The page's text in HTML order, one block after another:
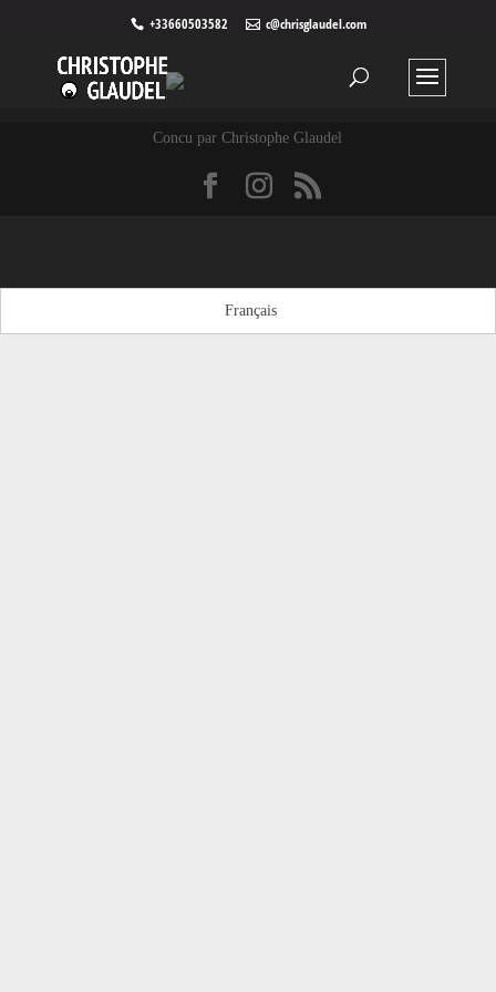
+33660503582 c@chrisglaudel.com
Concu par Christophe Glaudel
Français